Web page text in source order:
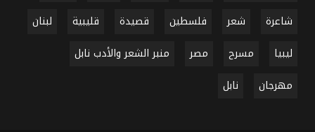
شاعرة
شعر فلسطين قصيدة قليبية
لبنان
ليبيا
مسرح مصر
منبر الشعر والأدب نابل
مهرجان
نابل